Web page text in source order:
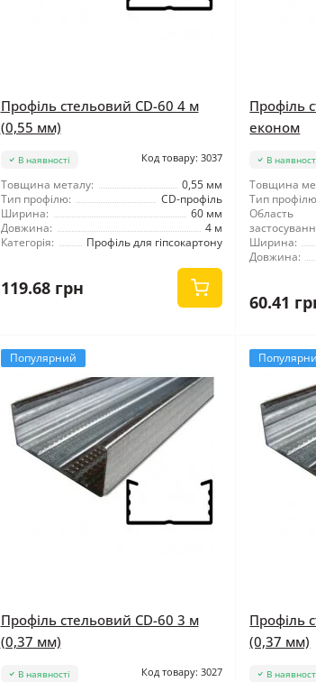
Профіль стельовий CD-60 4 м
(0,55 мм)
В наявності Код товару: 3037
Товщина металу:
0,55 мм
Тип профілю:
CD-профіль
Ширина:
60 мм
Довжина:
4 м
Категорія:
Профіль для гіпсокартону
119.68 грн
Профіль
економ
В
Товщина
Тип
Область
Ширина:
Довжина:
60.41
Популярний
Профіль стельовий CD-60 3 м
(0,37 мм)
В наявності Код товару: 3027
Профіль
(0,37 мм)
В